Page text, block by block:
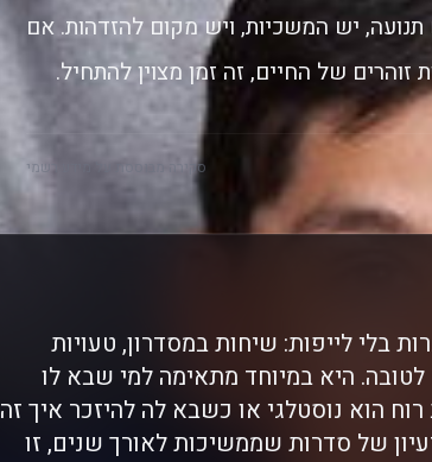
יש המשכיות, ויש מקום להזדהות. אם
של החיים, זה זמן מצוין להתחיל.
סקירה מבוססת על מידע רשמי
בלי לייפות: שיחות במסדרון, טעויות
היא במיוחד מתאימה למי שבא לו
הוא נוסטלגי או כשבא לה להיזכר איך זה
של סדרות שממשיכות לאורך שנים, זו